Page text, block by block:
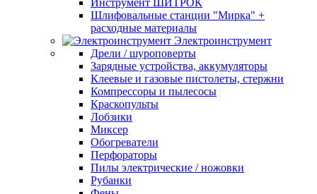
Инструмент ШИТРОК
Шлифовальные станции "Мирка" +
расходные материалы
Электроинструмент
Дрели / шуроповерты
Зарядные устройства, аккумуляторы
Клеевые и газовые пистолеты, стержни
Компрессоры и пылесосы
Краскопульты
Лобзики
Миксер
Обогреватели
Перфораторы
Пилы электрические / ножовки
Рубанки